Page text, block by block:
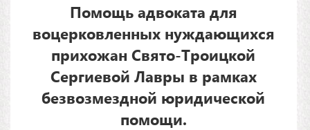
Помощь адвоката для
воцерковленных нуждающихся
прихожан Свято-Троицкой
Сергиевой Лавры в рамках
безвозмездной юридической
помощи.